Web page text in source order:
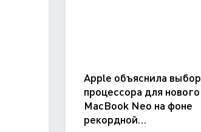
Apple объяснила выбор
процессора для нового
MacBook Neo на фоне
рекордной…